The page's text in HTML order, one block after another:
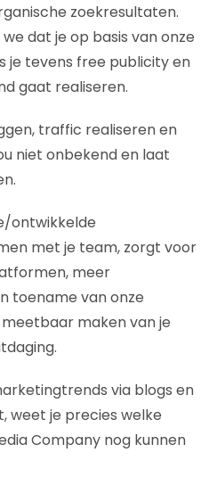
zoekresultaten.
dat je op basis van onze
je tevens free publicity en
gaat realiseren.
traffic realiseren en
niet onbekend en laat
ontwikkelde
met je team, zorgt voor
meer
toename van onze
maken van je
via blogs en
weet je precies welke
Company nog kunnen